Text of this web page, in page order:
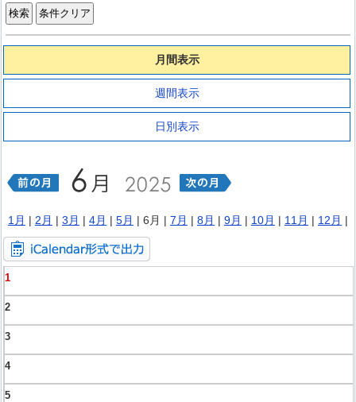
月間表示
週間表示
日別表示
1月 | 2月 | 3月 | 4月 | 5月 | 6月 | 7月 | 8月 | 9月 | 10月 | 11月 | 12月 |
1
2
3
4
5